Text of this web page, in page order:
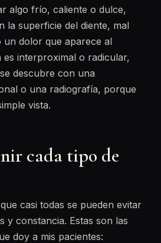
algo frío, caliente o dulce,
la superficie del diente, mal
un dolor que aparece al
es interproximal o radicular,
descubre con una
o una radiografía, porque
vista.
cada tipo de
casi todas se pueden evitar
y constancia. Estas son las
doy a mis pacientes: